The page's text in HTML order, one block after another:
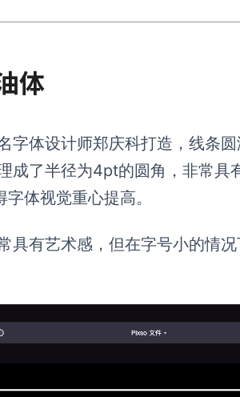
体
字体设计师郑庆科打造，线条
成了半径为4pt的圆角，非常具
体视觉重心提高。
具有艺术感，但在字号小的情